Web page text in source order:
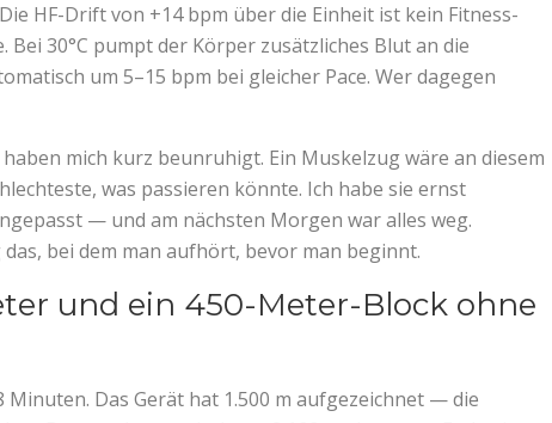
HF-Drift von +14 bpm über die Einheit ist kein Fitness-
30°C pumpt der Körper zusätzliches Blut an die
um 5–15 bpm bei gleicher Pace. Wer dagegen
mich kurz beunruhigt. Ein Muskelzug wäre an diesem
was passieren könnte. Ich habe sie ernst
— und am nächsten Morgen war alles weg.
bei dem man aufhört, bevor man beginnt.
und ein 450-Meter-Block ohne
Minuten. Das Gerät hat 1.500 m aufgezeichnet — die